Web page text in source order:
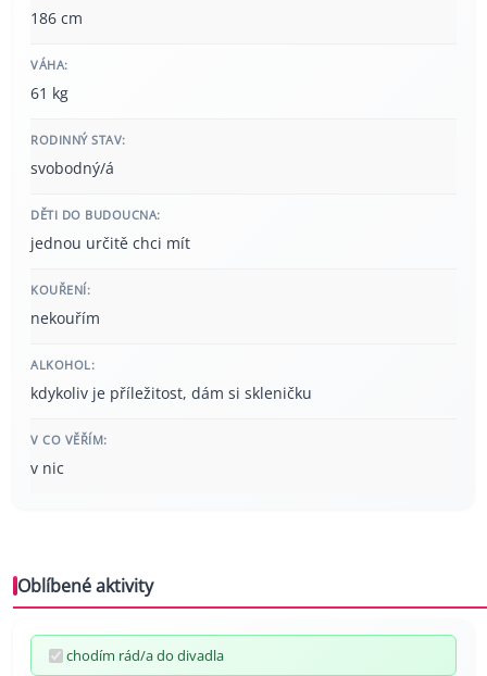
186 cm
VÁHA:
61 kg
RODINNÝ STAV:
svobodný/á
DĚTI DO BUDOUCNA:
jednou určitě chci mít
KOUŘENÍ:
nekouřím
ALKOHOL:
kdykoliv je příležitost, dám si skleničku
V CO VĚŘÍM:
v nic
Oblíbené aktivity
chodím rád/a do divadla